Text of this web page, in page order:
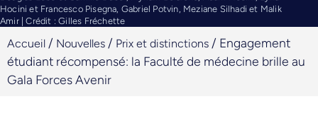
Hocini et Francesco Pisegna, Gabriel Potvin, Meziane Silhadi et Malik
Amir | Crédit : Gilles Fréchette
Accueil / Nouvelles / Prix et distinctions / Engagement
étudiant récompensé: la Faculté de médecine brille au
Gala Forces Avenir